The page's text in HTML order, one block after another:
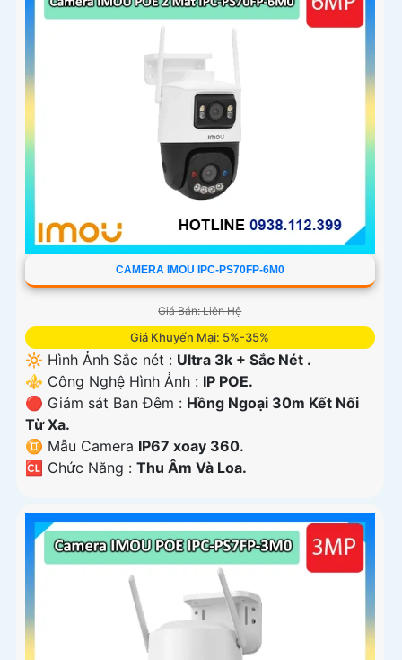
CAMERA IMOU IPC-PS70FP-6M0
Giá Bán: Liên Hệ
Giá Khuyến Mại: 5%-35%
🔆 Hình Ảnh Sắc nét : Ultra 3k + Sắc Nét .
⚜️ Công Nghệ Hình Ảnh : IP POE.
🔴 Giám sát Ban Đêm : Hồng Ngoại 30m Kết Nối
Từ Xa.
♊ Mẫu Camera IP67 xoay 360.
️🆑 Chức Năng : Thu Âm Và Loa.